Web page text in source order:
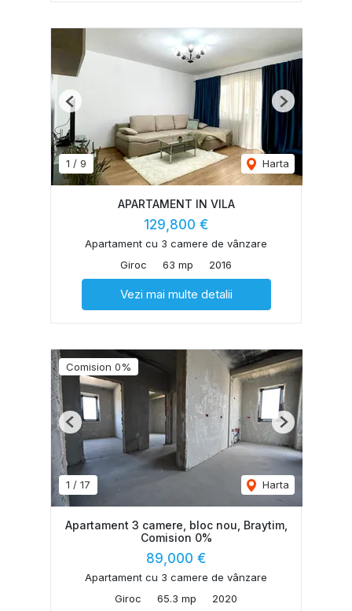
1 / 9 Harta
Previous Next
APARTAMENT IN VILA
129,800 €
Apartament cu 3 camere de vânzare
Giroc
63 mp 2016
Vezi mai multe detalii
Comision 0%
1 / 17 Harta
Previous Next
Apartament 3 camere, bloc nou, Braytim,
Comision 0%
89,000 €
Apartament cu 3 camere de vânzare
Giroc
65.3 mp 2020